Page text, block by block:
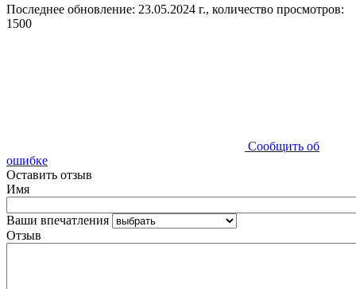
Последнее обновление: 23.05.2024 г., количество просмотров:
1500
Сообщить об
ошибке
Оставить отзыв
Имя
Ваши впечатления
Отзыв